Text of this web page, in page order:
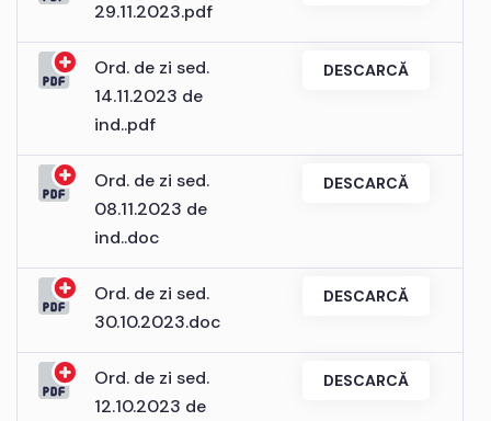
29.11.2023.pdf
Ord. de zi sed.
14.11.2023 de
ind..pdf
DESCARCĂ
Ord. de zi sed.
08.11.2023 de
ind..doc
DESCARCĂ
Ord. de zi sed.
30.10.2023.doc
DESCARCĂ
Ord. de zi sed.
12.10.2023 de
DESCARCĂ